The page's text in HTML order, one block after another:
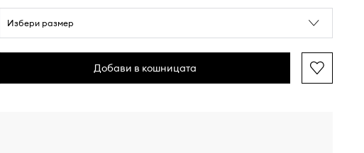
Избери размер
Добави в кошницата